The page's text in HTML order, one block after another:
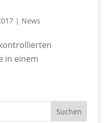
| News
in einem